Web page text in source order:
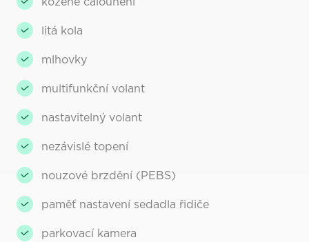
litá kola
mlhovky
multifunkční volant
nastavitelný volant
nezávislé topení
nouzové brzdění (PEBS)
paměť nastavení sedadla řidiče
parkovací kamera